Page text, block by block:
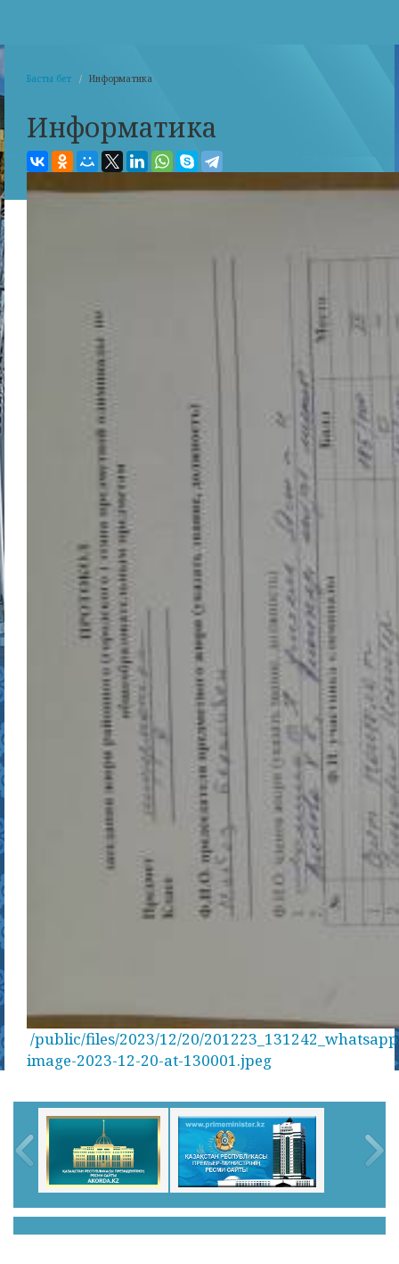
Басты бет Информатика
Информатика
/public/files/2023/12/20/
image-2023-12-20-at-130001.jpeg